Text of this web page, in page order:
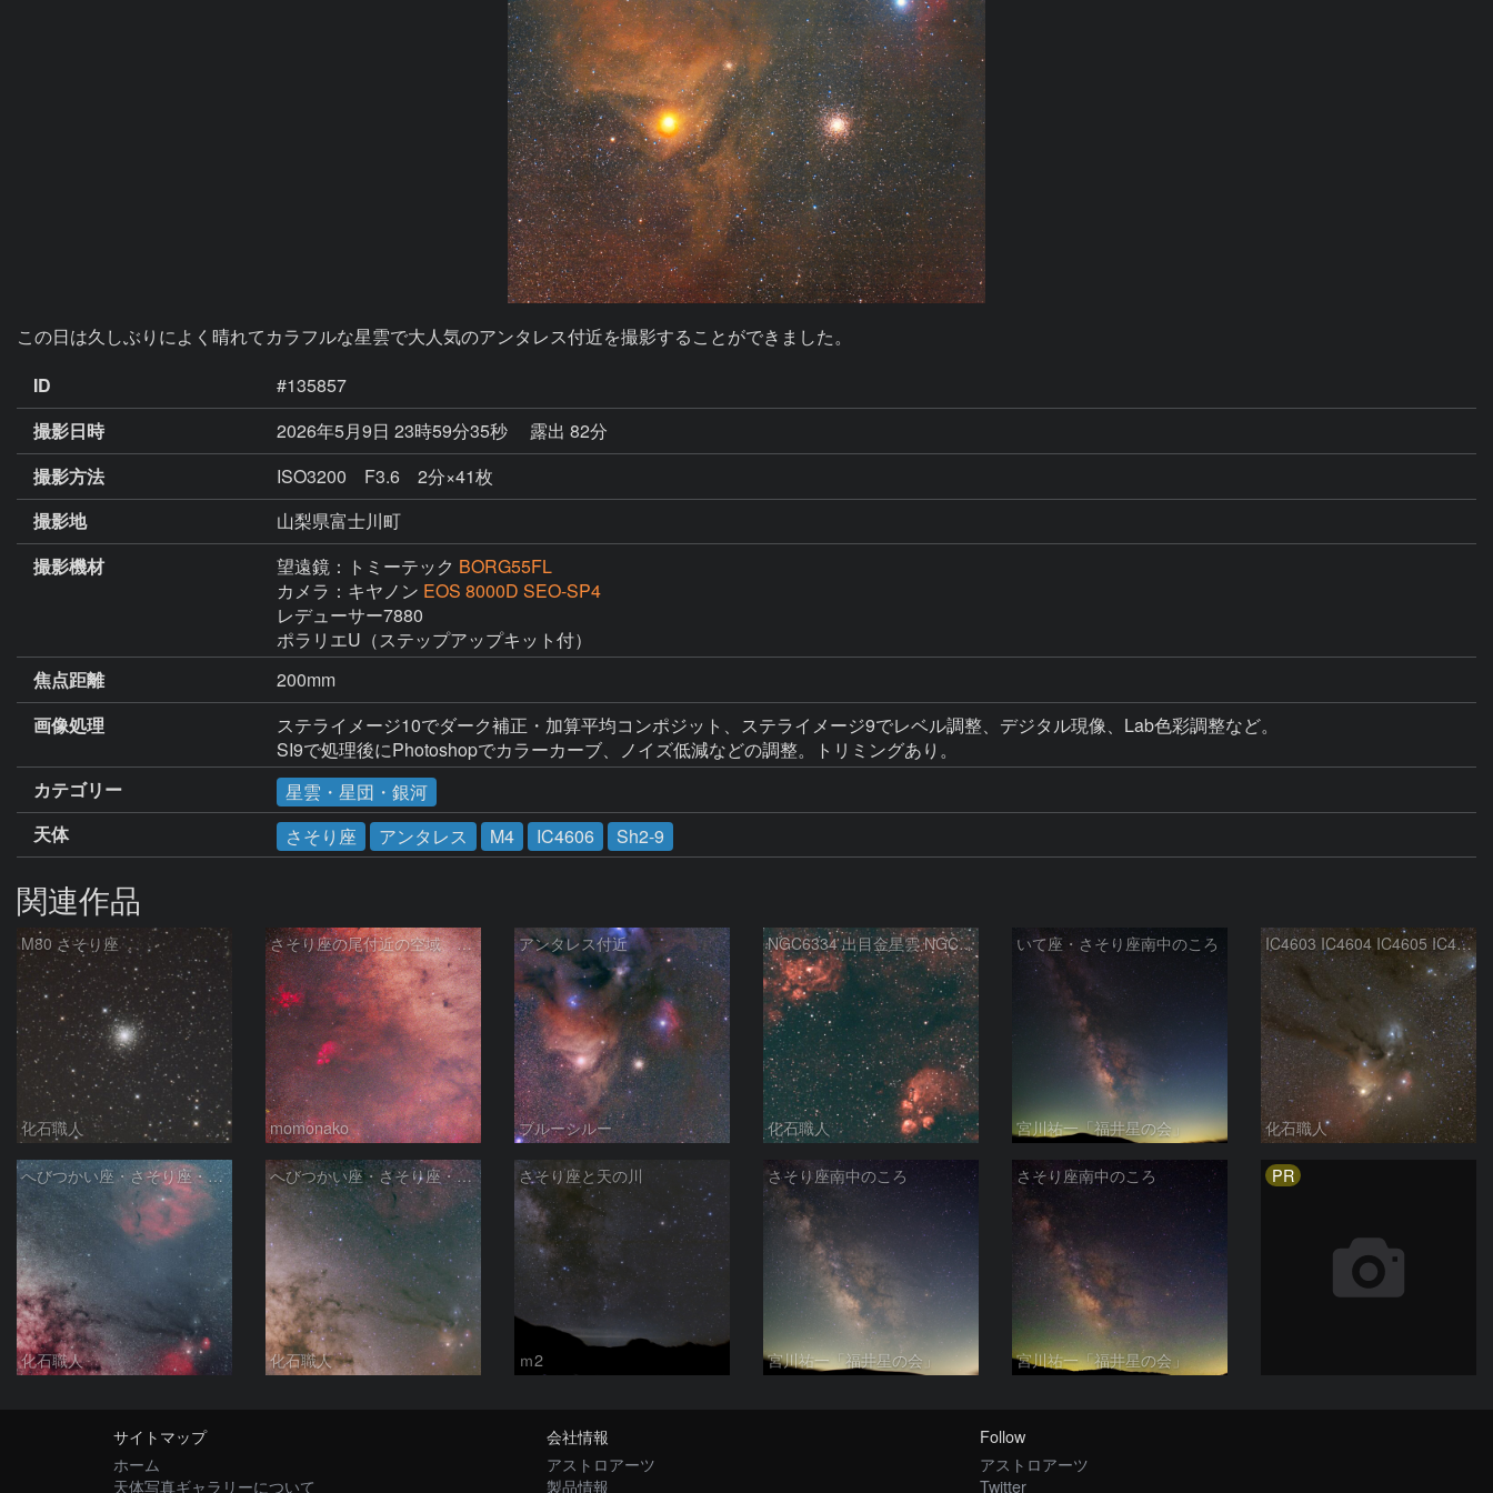
この日は久しぶりによく晴れてカラフルな星雲で大人気のアンタレス付近を撮影することができました。
ID
#135857
撮影日時
2026年5月9日 23時59分35秒
露出 82分
撮影方法
ISO3200 F3.6 2分×41枚
撮影地
山梨県富士川町
撮影機材
望遠鏡：トミーテック BORG55FL
カメラ：キヤノン EOS 8000D SEO-SP4
レデューサー7880
ポラリエU（ステップアップキット付）
焦点距離
200mm
画像処理
ステライメージ10でダーク補正・加算平均コンポジット、ステライメージ9でレベル調整、デジタル現像、Lab色彩調整など。
SI9で処理後にPhotoshopでカラーカーブ、ノイズ低減などの調整。トリミングあり。
カテゴリー
星雲・星団・銀河
天体
さそり座 アンタレス M4 IC4606 Sh2-9
関連作品
M80 さそり座
化石職人
さそり座の尾付近の空域 260718
momonako
アンタレス付近
ブルーシルー
NGC6334 出目金星雲 NGC6357 彼岸花星雲 さそり座
化石職人
いて座・さそり座南中のころ
宮川祐一「福井星の会」
IC4603 IC4604 IC4605 IC4606 Sh2-9 IC4592 カラフルタウン 青い馬頭星雲 さそり座
化石職人
へびつかい座・さそり座・いて座と天の川
化石職人
へびつかい座・さそり座・いて座と天の川
化石職人
さそり座と天の川
ｍ2
さそり座南中のころ
宮川祐一「福井星の会」
さそり座南中のころ
宮川祐一「福井星の会」
PR
サイトマップ
ホーム
天体写真ギャラリーについて
会社情報
アストロアーツ
製品情報
Follow
アストロアーツ
Twitter